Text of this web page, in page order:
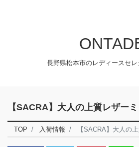
長野県松本市のレディースセ
【SACRA】大人の上質レザー
TOP 入荷情報 【SACRA】大人の